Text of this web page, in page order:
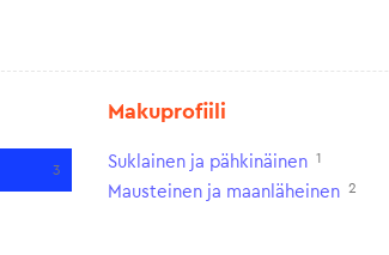
3
Makuprofiili
Suklainen ja pähkinäinen 1
Mausteinen ja maanläheinen 2